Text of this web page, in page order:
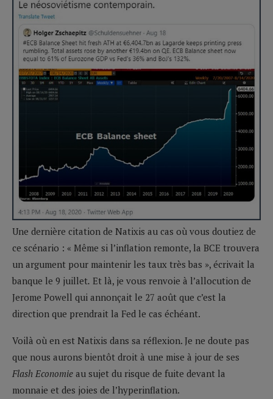
Une dernière citation de Natixis au cas où vous doutiez de
ce scénario : « Même si l’inflation remonte, la BCE trouvera
un argument pour maintenir les taux très bas », écrivait la
banque le 9 juillet. Et là, je vous renvoie à l’allocution de
Jerome Powell qui annonçait le 27 août que c’est la
direction que prendrait la Fed le cas échéant.
Voilà où en est Natixis dans sa réflexion. Je ne doute pas
que nous aurons bientôt droit à une mise à jour de ses
Flash Economie au sujet du risque de fuite devant la
monnaie et des joies de l’hyperinflation.